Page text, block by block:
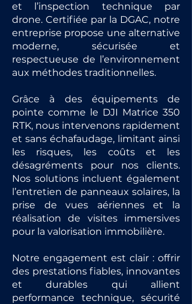
et l’inspection technique par
drone. Certifiée par la DGAC, notre
entreprise propose une alternative
moderne, sécurisée et
respectueuse de l’environnement
aux méthodes traditionnelles.
Grâce à des équipements de
pointe comme le DJI Matrice 350
RTK, nous intervenons rapidement
et sans échafaudage, limitant ainsi
les risques, les coûts et les
désagréments pour nos clients.
Nos solutions incluent également
l’entretien de panneaux solaires, la
prise de vues aériennes et la
réalisation de visites immersives
pour la valorisation immobilière.
Notre engagement est clair : offrir
des prestations fiables, innovantes
et durables qui allient
performance technique, sécurité